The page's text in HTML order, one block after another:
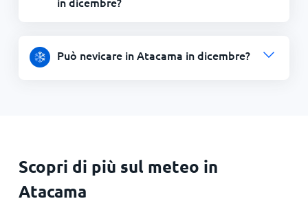
Può nevicare in Atacama in dicembre?
Scopri di più sul meteo in
Atacama